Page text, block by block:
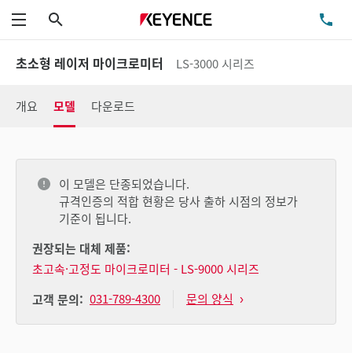
메뉴
초소형 레이저 마이크로미터 LS-3000 시리즈
개요 모델 다운로드
이 모델은 단종되었습니다.
규격인증의 적합 현황은 당사 출하 시점의 정보가
기준이 됩니다.
권장되는 대체 제품:
초고속·고정도 마이크로미터 - LS-9000 시리즈
고객 문의: 031-789-4300 문의 양식